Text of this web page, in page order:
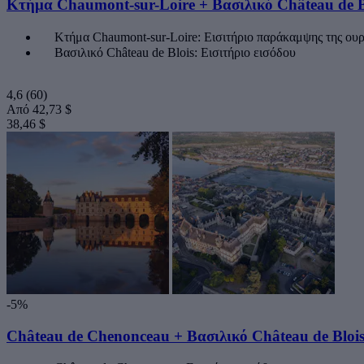
Κτήμα Chaumont-sur-Loire + Βασιλικό Château de
Κτήμα Chaumont-sur-Loire: Εισιτήριο παράκαμψης της
Βασιλικό Château de Blois: Εισιτήριο εισόδου
4,6 (60)
Από 42,73 $
38,46 $
-5%
Château de Chenonceau + Βασιλικό Château de Blois